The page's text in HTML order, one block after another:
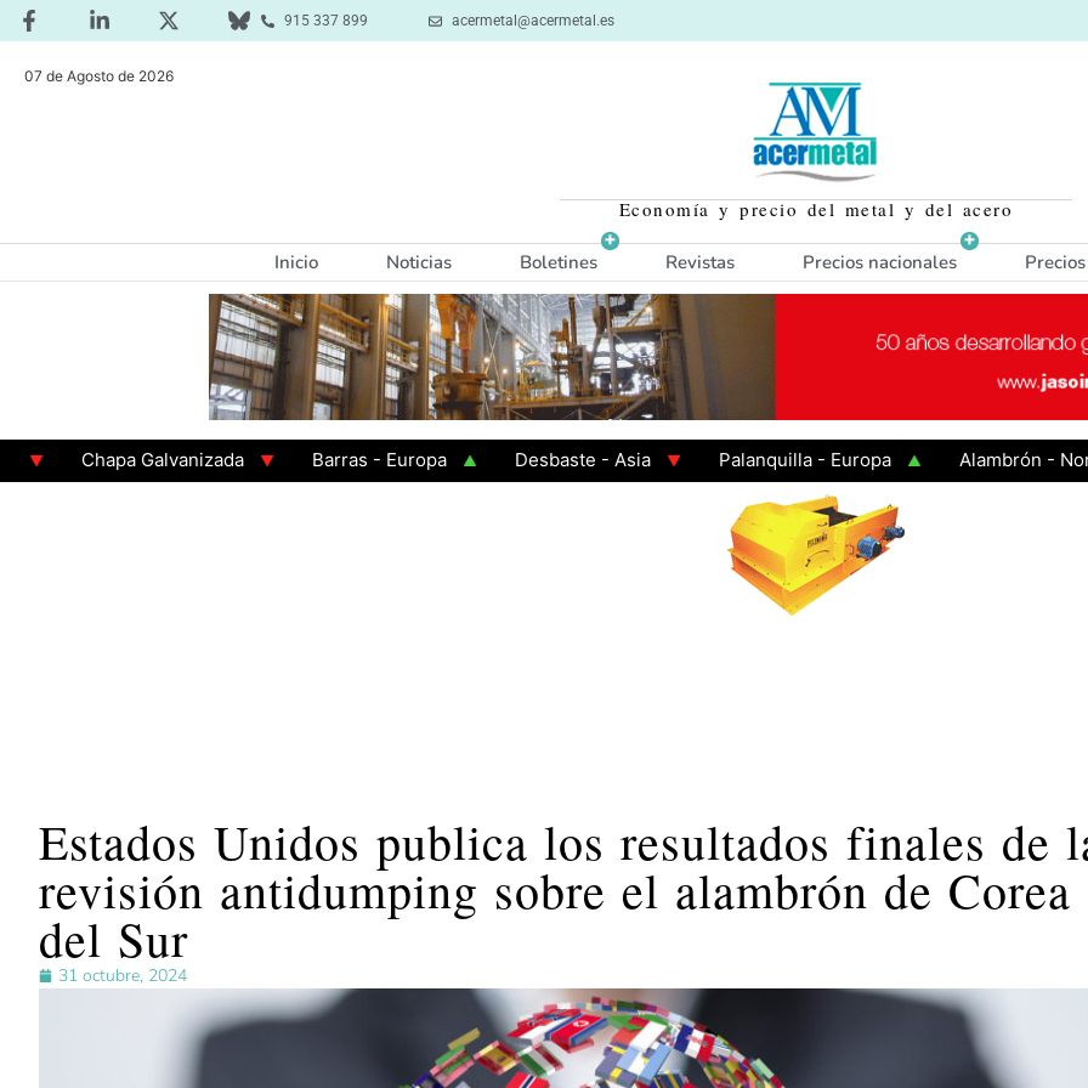
915 337 899 acermetal@acermetal.es
07 de Agosto de 2026
Economía y precio del metal y del acero
Inicio Noticias Boletines Revistas Precios nacionales
Chapa Galvanizada Barras - Europa Desbaste - Asia Palanquilla - Europa
Alambrón - Norte
Estados Unidos publica los resultados finales de
revisión antidumping sobre el alambrón de Corea
del Sur
31 octubre, 2024